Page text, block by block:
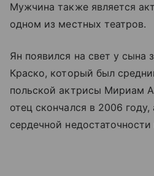
Мужчина также является
одном из местных театров.
Ян появился на свет у сына
Краско, который был
польской актрисы Мириам
отец скончался в 2006
сердечной